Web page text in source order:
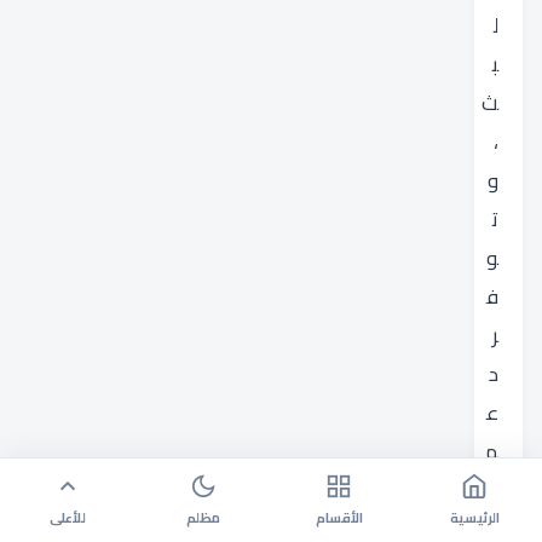
ل
ب
ث
،
و
ت
و
ف
ر
د
ع
م
ن
الرئيسية الأقسام مظلم للأعلى